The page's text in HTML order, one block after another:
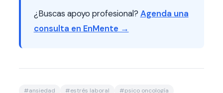
¿Buscas apoyo profesional? Agenda una
consulta en EnMente →
#ansiedad #estrés laboral #psico oncología